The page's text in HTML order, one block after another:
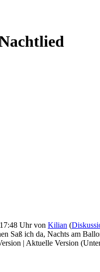
Uhr von Kilian (
Saß ich da, Nachts am
| Aktuelle Version